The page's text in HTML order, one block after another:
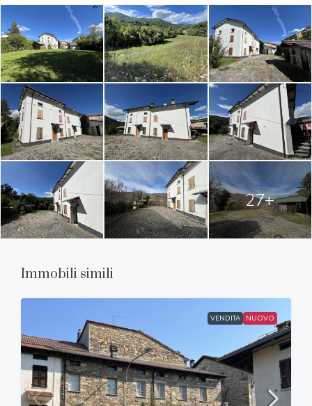
27+
Immobili simili
VENDITA NUOVO